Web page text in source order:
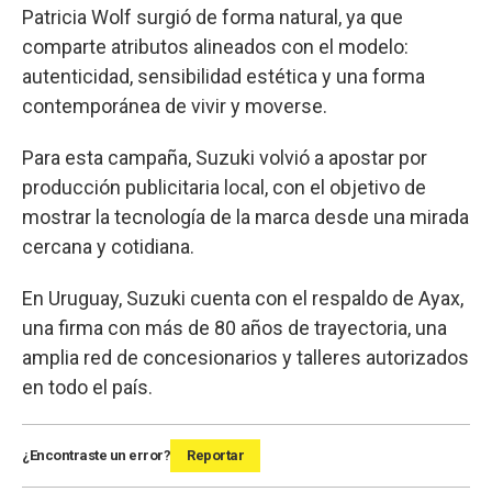
Patricia Wolf surgió de forma natural, ya que
comparte atributos alineados con el modelo:
autenticidad, sensibilidad estética y una forma
contemporánea de vivir y moverse.
Para esta campaña, Suzuki volvió a apostar por
producción publicitaria local, con el objetivo de
mostrar la tecnología de la marca desde una mirada
cercana y cotidiana.
En Uruguay, Suzuki cuenta con el respaldo de Ayax,
una firma con más de 80 años de trayectoria, una
amplia red de concesionarios y talleres autorizados
en todo el país.
¿Encontraste un error? Reportar